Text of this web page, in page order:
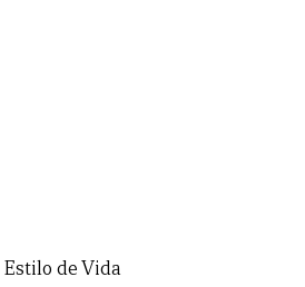
Estilo de Vida